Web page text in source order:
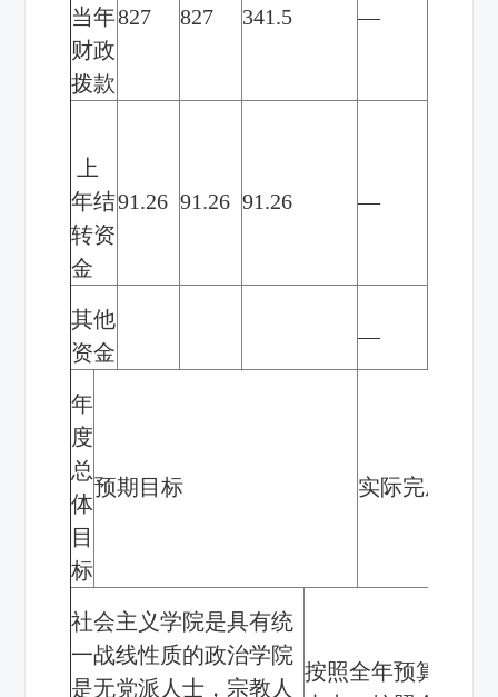
当年
财政
拨款
827 827 341.5 —
上
年结
转资
金
91.26 91.26 91.26 —
其他
资金
—
年
度
总
体
目
标
预期目标 实际完成情况
社会主义学院是具有统
一战线性质的政治学院
是无党派人士，宗教人
按照全年预算完成